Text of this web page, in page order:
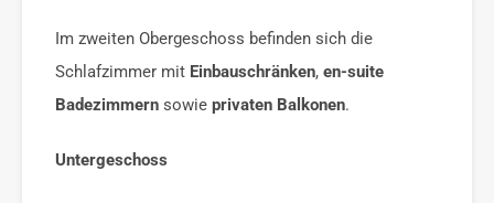
Im zweiten Obergeschoss befinden sich die
Schlafzimmer mit Einbauschränken, en-suite
Badezimmern sowie privaten Balkonen.
Untergeschoss